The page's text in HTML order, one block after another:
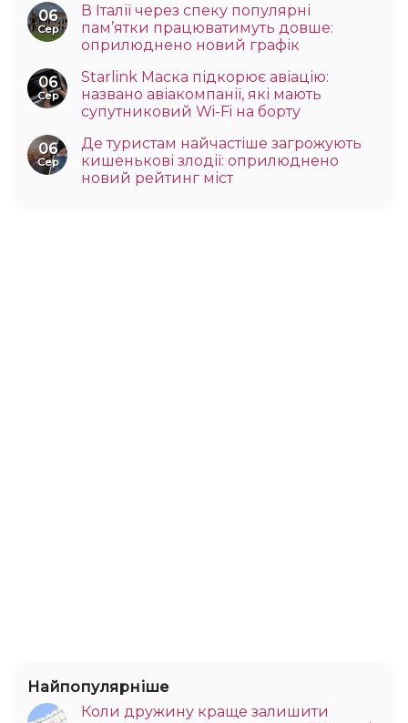
06
Сер
В Італії через спеку популярні
пам’ятки працюватимуть довше:
оприлюднено новий графік
06
Сер
Starlink Маска підкорює авіацію:
названо авіакомпанії, які мають
супутниковий Wi-Fi на борту
06
Сер
Де туристам найчастіше загрожують
кишенькові злодії: оприлюднено
новий рейтинг міст
Найпопулярніше
Коли дружину краще залишити